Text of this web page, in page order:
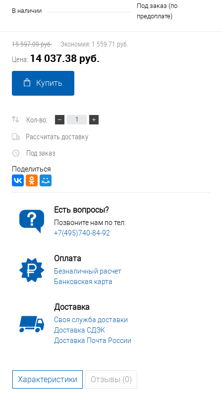
В наличии
Под заказ (по
предоплате)
15 597.09 руб. Экономия: 1 559.71 руб.
Цена: 14 037.38 руб.
Купить
Кол-во:
Рассчитать доставку
Под заказ
Поделиться
Есть вопросы?
Позвоните нам по тел:
+7(495)740-84-92
Оплата
Безналичный расчет
Банковская карта
Доставка
Своя служба доставки
Доставка СДЭК
Доставка Почта России
Характеристики Отзывы (0)